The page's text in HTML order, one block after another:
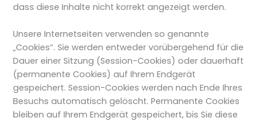
dass diese Inhalte nicht korrekt angezeigt werden.
Unsere Internetseiten verwenden so genannte
„Cookies“. Sie werden entweder vorübergehend für die
Dauer einer Sitzung (Session-Cookies) oder dauerhaft
(permanente Cookies) auf Ihrem Endgerät
gespeichert. Session-Cookies werden nach Ende Ihres
Besuchs automatisch gelöscht. Permanente Cookies
bleiben auf Ihrem Endgerät gespeichert, bis Sie diese